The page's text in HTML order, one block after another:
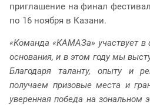
приглашение на финал
по 16 ноября в Казани.
«Команда «КАМАЗа» участвует в
основания, и в этом году мы
Благодаря таланту, опыту и
получаем призовые места и
уверенная победа на зональном